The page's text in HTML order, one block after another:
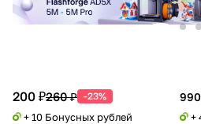
200 ₽260 ₽ -23%
+ 10 Бонусных рублей +